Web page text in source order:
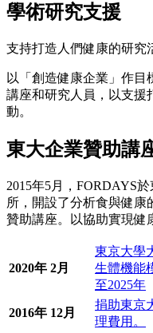
學術研究支援
支持打造人們健康的研究
以「創造健康企業」作目
講座和研究人員，以支援
動。
東大企業贊助講
2015年5月，FORDAYS
所，開設了分析食與健康
贊助講座。以協助實現健
2020年 2月
東京大學
生體機能
至2025年
2016年 12月
捐助東京
理費用。